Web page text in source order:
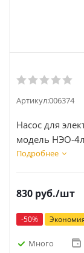
Артикул:006374
Насос для
модель НЭО-
Подробнее
830 руб./шт
-50%
Много